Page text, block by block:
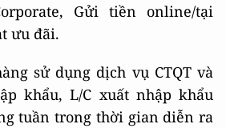
Gửi tiền online/tại
ưu đãi.
sử dụng dịch vụ CTQT và
khẩu, L/C xuất nhập khẩu
tuần trong thời gian diễn ra